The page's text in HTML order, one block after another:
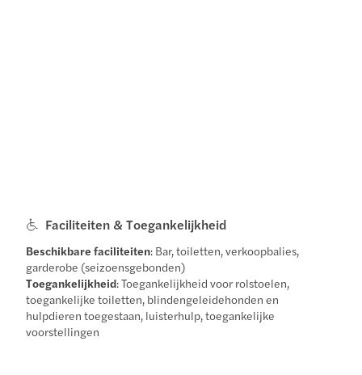
Faciliteiten & Toegankelijkheid
Beschikbare faciliteiten: Bar, toiletten, verkoopbalies,
garderobe (seizoensgebonden)
Toegankelijkheid: Toegankelijkheid voor rolstoelen,
toegankelijke toiletten, blindengeleidehonden en
hulpdieren toegestaan, luisterhulp, toegankelijke
voorstellingen